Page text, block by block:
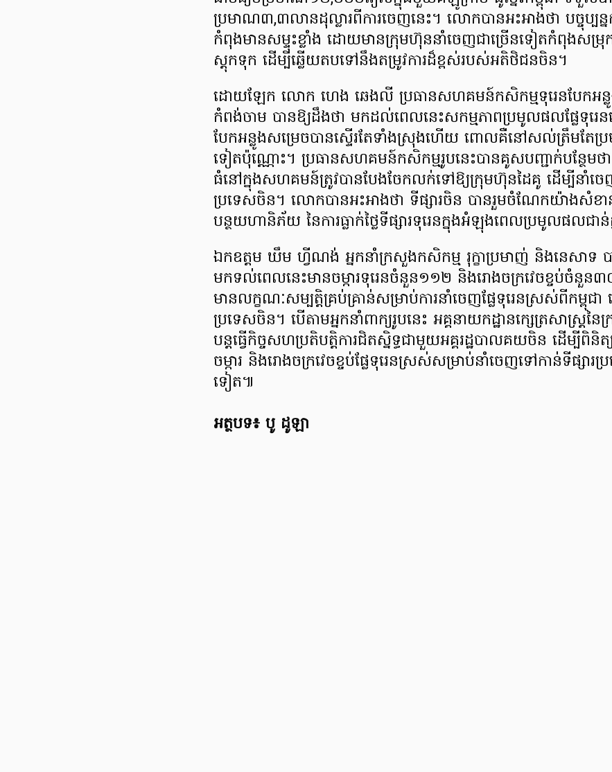
ប្រមាណ៣,៣លានដុល្លារពីការចេញនេះ។ លោកបានអះអាងថា បច្ចុប្បន្ន
កំពុងមានសម្ទុះខ្លាំង ដោយមានក្រុមហ៊ុននាំចេញជាច្រើនទៀតកំពុងស
ស្តុកទុក ដើម្បីឆ្លើយតបទៅនឹងតម្រូវការដ៏ខ្ពស់របស់អតិថិជនចិន។
ដោយឡែក លោក ហេង ឆេងលី ប្រធានសហគមន៍កសិកម្មទុរេនបែកអន្លូង
កំពង់ចាម បានឱ្យដឹងថា មកដល់ពេលនេះសកម្មភាពប្រមូលផលផ្លែទុរ
បែកអន្លូងសម្រេចបានស្ទើរតែទាំងស្រុងហើយ ពោលគឺនៅសល់ត្រឹមតែ
ទៀតប៉ុណ្ណោះ។ ប្រធានសហគមន៍កសិកម្មរូបនេះបានគូសបញ្ជាក់បន្ថែមថា
ធំនៅក្នុងសហគមន៍ត្រូវបានបែងចែកលក់ទៅឱ្យក្រុមហ៊ុនដៃគូ ដើម្បីនាំច
ប្រទេសចិន។ លោកបានអះអាងថា ទីផ្សារចិន បានរួមចំណែកយ៉ាងសំខាន់
បន្ថយហានិភ័យ នៃការធ្លាក់ថ្លៃទីផ្សារទុរេនក្នុងអំឡុងពេលប្រមូលផលជាន់គ្
ឯកឧត្តម ឃឹម ហ្វីណង់ អ្នកនាំក្រសួងកសិកម្ម រុក្ខាប្រមាញ់ និងនេសាទ
មកទល់ពេលនេះមានចម្ការទុរេនចំនួន១១២ និងរោងចក្រវេចខ្ចប់ចំនួន៣
មានលក្ខណៈសម្បត្តិគ្រប់គ្រាន់សម្រាប់ការនាំចេញផ្លែទុរេនស្រស់ពីកម្ពុជា
ប្រទេសចិន។ បើតាមអ្នកនាំពាក្យរូបនេះ អគ្គនាយកដ្ឋានក្សេត្រសាស្ដ្រ
បន្តធ្វើកិច្ចសហប្រតិបត្តិការជិតស្និទ្ធជាមួយអគ្គរដ្ឋបាលគយចិន ដើម្បី
ចម្ការ និងរោងចក្រវេចខ្ចប់ផ្លែទុរេនស្រស់សម្រាប់នាំចេញទៅកាន់ទីផ្សារ
ទៀត៕
អត្ថបទ៖ បូ ដូឡា